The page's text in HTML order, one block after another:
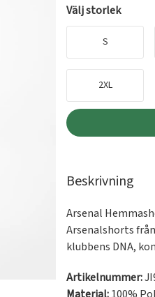
Välj storlek
S
2XL
Beskrivning
Arsenal
Arsenalshorts
klubbens DNA,
Artikelnummer: